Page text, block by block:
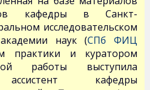
кафедры в Санкт-
исследовательском
наук (СПб ФИЦ
практики и куратором
работы выступила
ассистент кафедры